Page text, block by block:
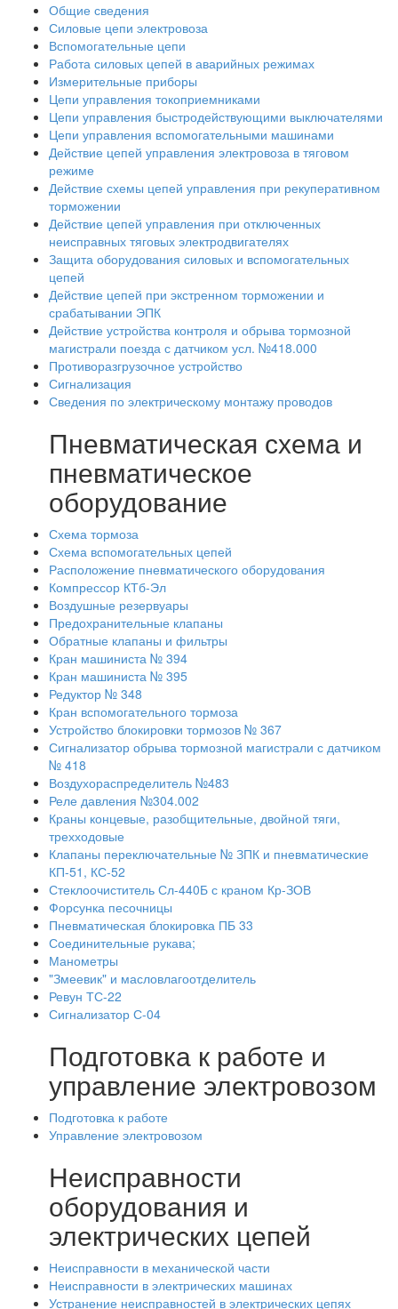
Общие сведения
Силовые цепи электровоза
Вспомогательные цепи
Работа силовых цепей в аварийных режимах
Измерительные приборы
Цепи управления токоприемниками
Цепи управления быстродействующими выключателями
Цепи управления вспомогательными машинами
Действие цепей управления электровоза в тяговом
режиме
Действие схемы цепей управления при рекуперативном
торможении
Действие цепей управления при отключенных
неисправных тяговых электродвигателях
Защита оборудования силовых и вспомогательных
цепей
Действие цепей при экстренном торможении и
срабатывании ЭПК
Действие устройства контроля и обрыва тормозной
магистрали поезда с датчиком усл. №418.000
Противоразгрузочное устройство
Сигнализация
Сведения по электрическому монтажу проводов
Пневматическая схема и
пневматическое
оборудование
Схема тормоза
Схема вспомогательных цепей
Расположение пневматического оборудования
Компрессор КТб-Эл
Воздушные резервуары
Предохранительные клапаны
Обратные клапаны и фильтры
Кран машиниста № 394
Кран машиниста № 395
Редуктор № 348
Кран вспомогательного тормоза
Устройство блокировки тормозов № 367
Сигнализатор обрыва тормозной магистрали с датчиком
№ 418
Воздухораспределитель №483
Реле давления №304.002
Краны концевые, разобщительные, двойной тяги,
трехходовые
Клапаны переключательные № ЗПК и пневматические
КП-51, КС-52
Стеклоочиститель Сл-440Б с краном Кр-ЗОВ
Форсунка песочницы
Пневматическая блокировка ПБ 33
Соединительные рукава;
Манометры
"Змеевик" и масловлагоотделитель
Ревун ТС-22
Сигнализатор С-04
Подготовка к работе и
управление электровозом
Подготовка к работе
Управление электровозом
Неисправности
оборудования и
электрических цепей
Неисправности в механической части
Неисправности в электрических машинах
Устранение неисправностей в электрических цепях